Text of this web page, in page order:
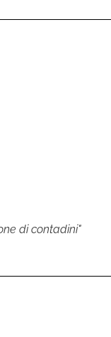
di contadini"